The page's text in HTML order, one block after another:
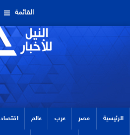
القائمة
الرئيسية مصر عرب عالم اقتصاد